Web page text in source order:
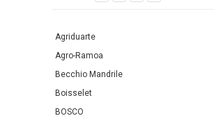
Agriduarte
Agro-Ramoa
Becchio Mandrile
Boisselet
BOSCO